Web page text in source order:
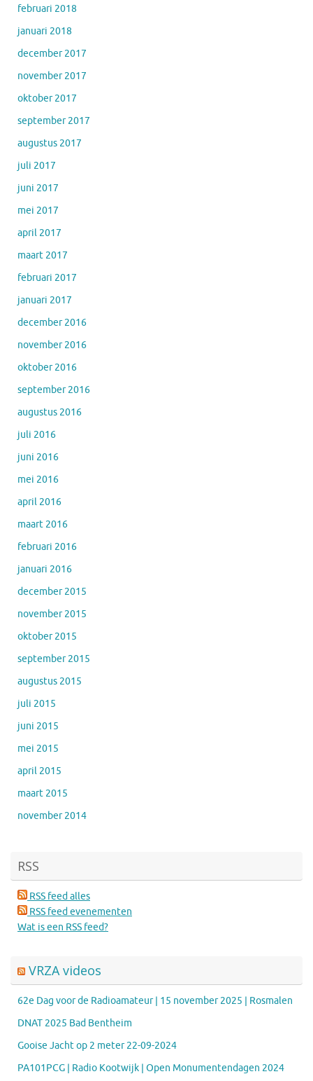
februari 2018
januari 2018
december 2017
november 2017
oktober 2017
september 2017
augustus 2017
juli 2017
juni 2017
mei 2017
april 2017
maart 2017
februari 2017
januari 2017
december 2016
november 2016
oktober 2016
september 2016
augustus 2016
juli 2016
juni 2016
mei 2016
april 2016
maart 2016
februari 2016
januari 2016
december 2015
november 2015
oktober 2015
september 2015
augustus 2015
juli 2015
juni 2015
mei 2015
april 2015
maart 2015
november 2014
RSS
RSS feed alles
RSS feed evenementen
Wat is een RSS feed?
VRZA videos
62e Dag voor de Radioamateur | 15 november 2025 | Rosmalen
DNAT 2025 Bad Bentheim
Gooise Jacht op 2 meter 22-09-2024
PA101PCG | Radio Kootwijk | Open Monumentendagen 2024